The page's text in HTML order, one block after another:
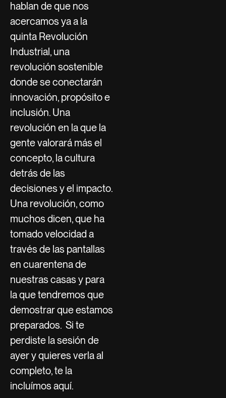
hablan de que nos
acercamos ya a la
quinta Revolución
Industrial, una
revolución sostenible
donde se conectarán
innovación, propósito e
inclusión. Una
revolución en la que la
gente valorará más el
concepto, la cultura
detrás de las
decisiones y el impacto.
Una revolución, como
muchos dicen, que ha
tomado velocidad a
través de las pantallas
en cuarentena de
nuestras casas y para
la que tendremos que
demostrar que estamos
preparados. Si te
perdiste la sesión de
ayer y quieres verla al
completo, te la
incluímos aquí.